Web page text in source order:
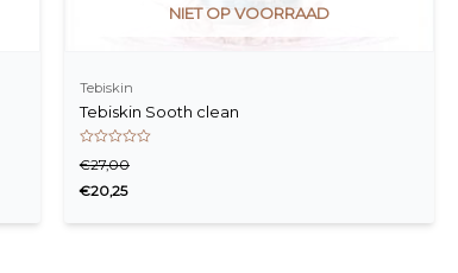
NIET OP VOORRAAD
Tebiskin
Tebiskin Sooth clean
0
5
€27,00
€20,25